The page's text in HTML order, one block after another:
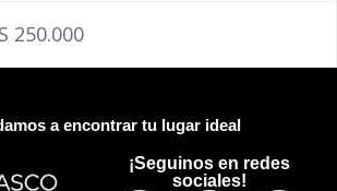
250.000
a encontrar tu lugar ideal
¡Seguinos en redes
sociales!